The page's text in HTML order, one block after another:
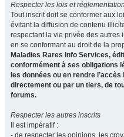
Respecter les lois et
Tout inscrit doit se conformer aux
évitant la diffusion de contenu
respectant la vie privée des autres
en se conformant au droit de la
Maladies Rares Info Services,
conformément à ses obligations
les données ou en rendre
directement ou par un tiers, de
forums.
Respecter les autres inscrits
Il est impératif :
- de respecter les opinions, les